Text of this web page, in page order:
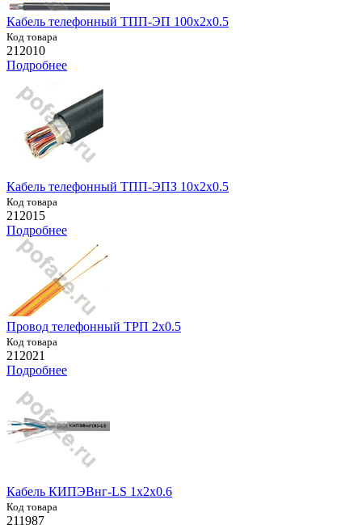
Кабель телефонный ТПП-ЭП 100х2х0.5
Код товара
212010
Подробнее
Кабель телефонный ТПП-ЭПЗ 10х2х0.5
Код товара
212015
Подробнее
Провод телефонный ТРП 2х0.5
Код товара
212021
Подробнее
Кабель КИПЭВнг-LS 1х2х0.6
Код товара
211987